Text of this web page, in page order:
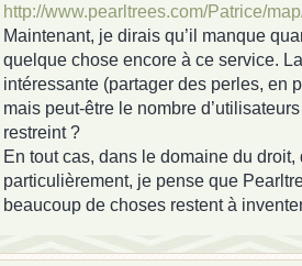
http://www.pearltrees.com/Patrice/
Maintenant, je dirais qu’il manque
quelque chose encore à ce service.
intéressante (partager des perles, en
mais peut-être le nombre
restreint ?
En tout cas, dans le domaine du droit,
particulièrement, je pense que
beaucoup de choses restent à